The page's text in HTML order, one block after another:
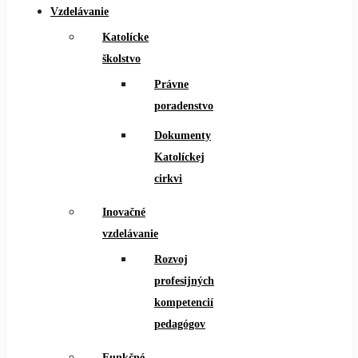
Vzdelávanie
Katolícke
školstvo
Právne
poradenstvo
Dokumenty
Katolíckej
cirkvi
Inovačné
vzdelávanie
Rozvoj
profesijných
kompetencií
pedagógov